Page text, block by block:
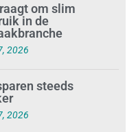
om slim
in de
2026
steeds
2026